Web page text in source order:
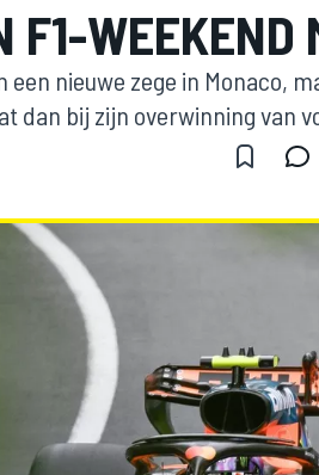
F1-WEEKEND
een nieuwe zege in Monaco,
dan bij zijn overwinning van